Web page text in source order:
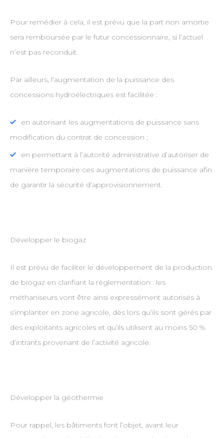
Pour remédier à cela, il est prévu que la part non amortie
sera remboursée par le futur concessionnaire, si l’actuel
n’est pas reconduit.
Par ailleurs, l’augmentation de la puissance des
concessions hydroélectriques est facilitée :
en autorisant les augmentations de puissance sans
modification du contrat de concession ;
en permettant à l’autorité administrative d’autoriser de
manière temporaire ces augmentations de puissance afin
de garantir la sécurité d’approvisionnement.
Développer le biogaz
Il est prévu de faciliter le développement de la production
de biogaz en clarifiant la réglementation : les
méthaniseurs vont être ainsi expressément autorisés à
s’implanter en zone agricole, dès lors qu’ils sont gérés par
des exploitants agricoles et qu’ils utilisent au moins 50 %
d’intrants provenant de l’activité agricole.
Développer la géothermie
Pour rappel, les bâtiments font l’objet, avant leur